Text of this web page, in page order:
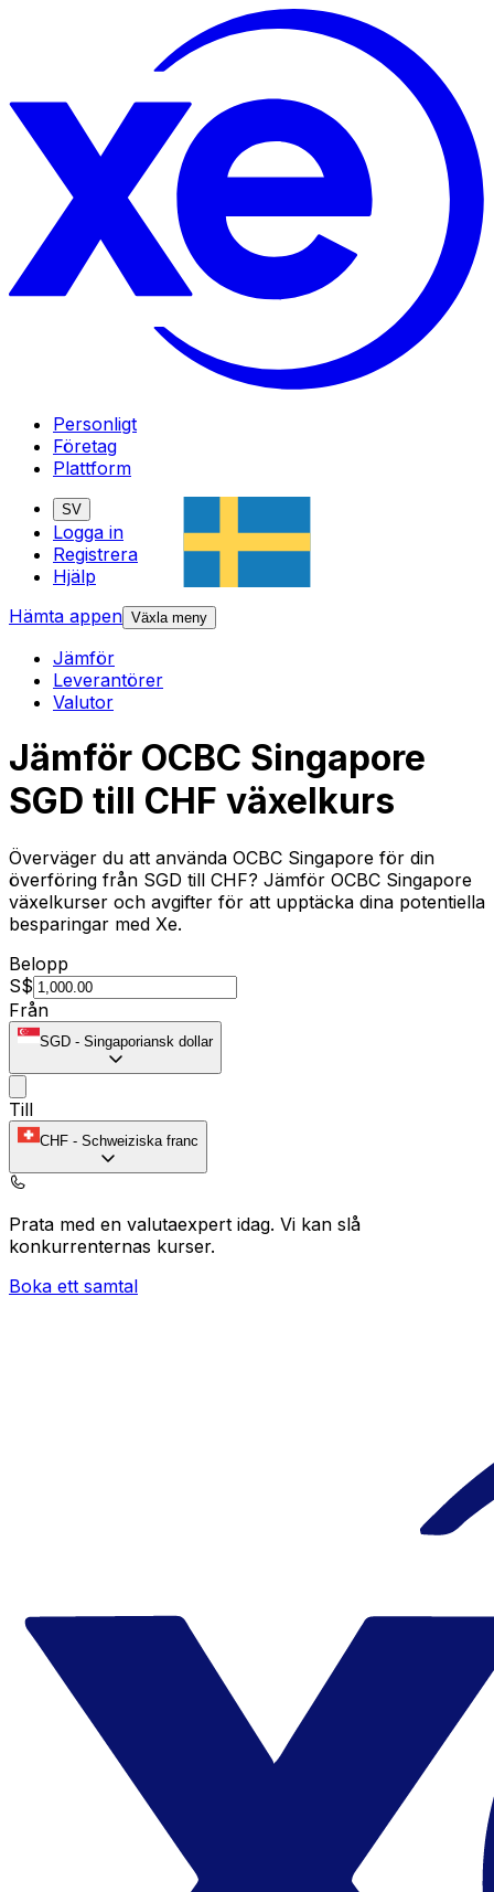
Personligt
Företag
Plattform
SV
Logga in
Registrera
Hjälp
Hämta appen Växla meny
Jämför
Leverantörer
Valutor
Jämför OCBC Singapore
SGD till CHF växelkurs
Överväger du att använda OCBC Singapore för din
överföring från SGD till CHF? Jämför OCBC Singapore
växelkurser och avgifter för att upptäcka dina potentiella
besparingar med Xe.
Belopp
S$
Från
SGD - Singaporiansk dollar
Till
CHF - Schweiziska franc
Prata med en valutaexpert idag. Vi kan slå
konkurrenternas kurser.
Boka ett samtal